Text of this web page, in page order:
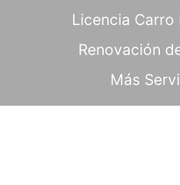
Licencia
Renovación
Más